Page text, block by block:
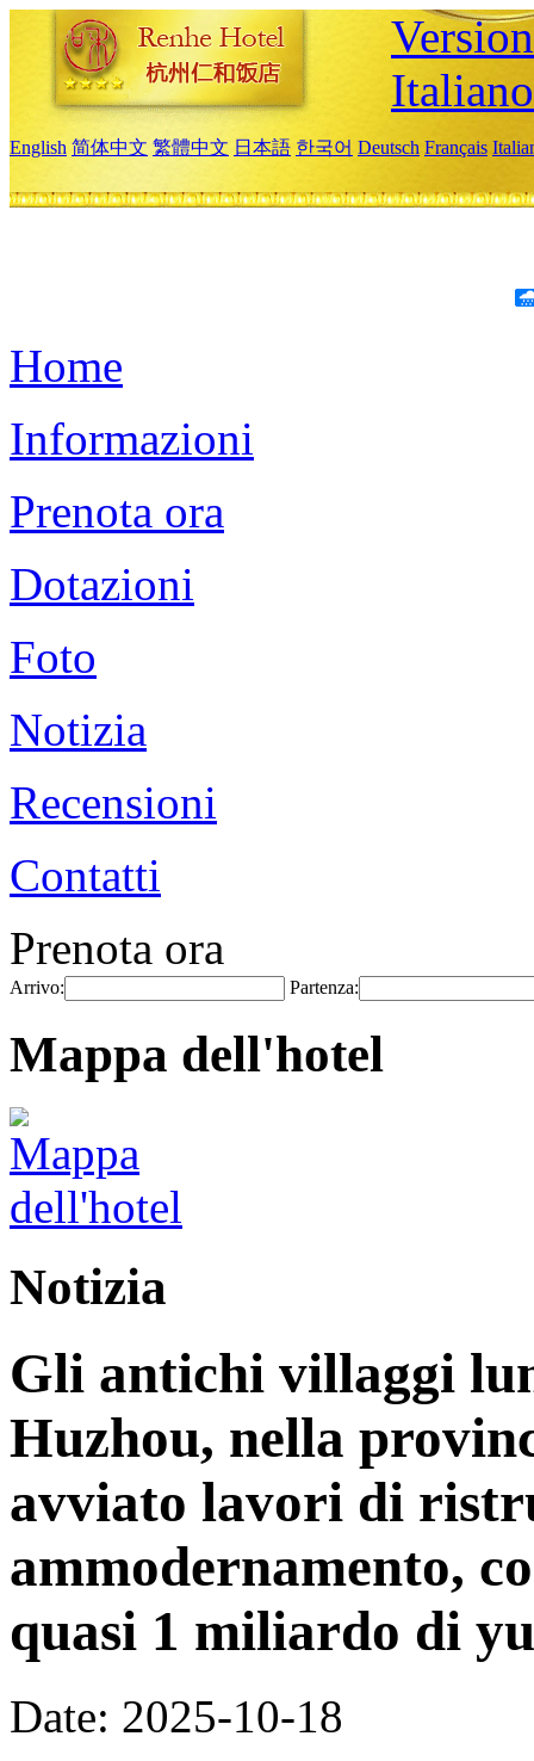
Italiano
English 简体中文 繁體中文 日本語 한국어 Deutsch Français
Home
Informazioni
Prenota ora
Dotazioni
Foto
Notizia
Recensioni
Contatti
Prenota ora
Arrivo: Partenza:
Mappa dell'hotel
Notizia
Gli antichi villaggi
Huzhou, nella
avviato lavori di
ammodernamento,
quasi 1 miliardo di
Date: 2025-10-18